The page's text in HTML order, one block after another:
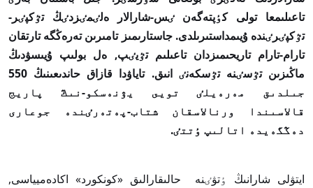
تاعىلىمعا تولى كٶپتەگەن ٸس-شارالار ەلٸمٸزدٸڭ تٷكپٸر-
تٷكپٸرٸندە ۇيىمداستىرىلدى. جاستارىمىز تامىرىن تەرەڭگە تارتقان
تارام-تارام تاريحىمىزدان تاعىلىم تٷيٸپ, ەل بولىپ ۇيىسۋدىڭ
ماڭىزىن تٷسٸنە تٷسكەنٸ انىق. تاياۋدا قازاق حاندىعىنىڭ 550
جىلدىق مەرەيلٸ تويى يۋنەسكو-نىڭ پاريج
قالاسىندا ورنالاسقان شتاب-پەتەرٸندە جوعارى
دەڭگەيدە اتالىپ ٶتتٸ.
ايتۋلى شارانىڭ ٶتۋٸنە حالىقارالىق «كونكورد» اكادەميياسى,